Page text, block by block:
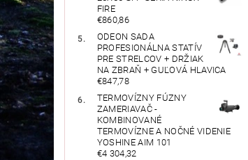
FIRE
€860,86
ODEON SADA
PROFESIONÁLNA STATÍV
PRE STRELCOV + DRŽIAK
NA ZBRAŇ + GUĽOVÁ HLAVICA
€847,78
TERMOVÍZNY FÚZNY
ZAMERIAVAČ -
KOMBINOVANÉ
TERMOVÍZNE A NOČNÉ VIDENIE
YOSHINE AIM 101
€4 304,32